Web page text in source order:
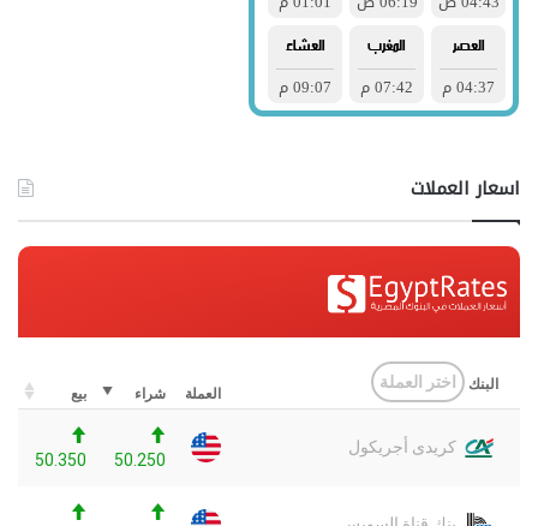
اسعار العملات